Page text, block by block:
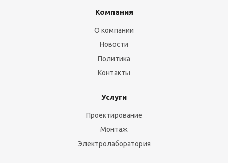
Компания
О компании
Новости
Политика
Контакты
Услуги
Проектирование
Монтаж
Электролаборатория